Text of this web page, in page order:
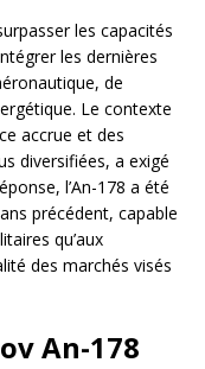
les capacités
les dernières
de
Le contexte
accrue et des
diversifiées, a exigé
l’An-178 a été
précédent, capable
qu’aux
des marchés visés
An-178